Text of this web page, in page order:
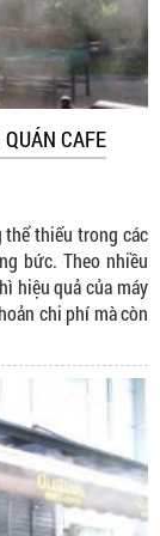
CAFE
thiếu trong các
bức. Theo nhiều
hiệu quả của máy
chi phí mà còn